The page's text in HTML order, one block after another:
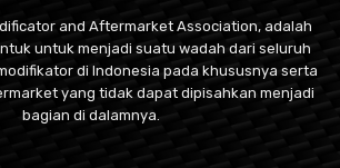
and Aftermarket Association, adalah
untuk menjadi suatu wadah dari seluruh
di Indonesia pada khususnya serta
yang tidak dapat dipisahkan menjadi
bagian di dalamnya.